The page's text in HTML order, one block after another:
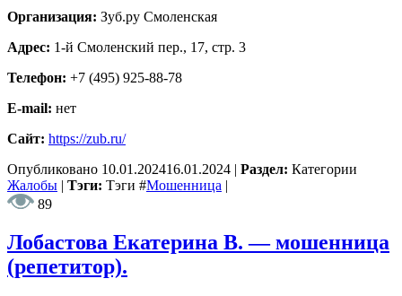
Организация: Зуб.ру Смоленская
Адрес: 1-й Смоленский пер., 17, стр. 3
Телефон: +7 (495) 925-88-78
E-mail: нет
Сайт: https://zub.ru/
Опубликовано 10.01.202416.01.2024 | Раздел: Категории
Жалобы | Тэги: Тэги #Мошенница |
89
Лобастова Екатерина В. — мошенница
(репетитор).